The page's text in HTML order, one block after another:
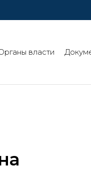
власти